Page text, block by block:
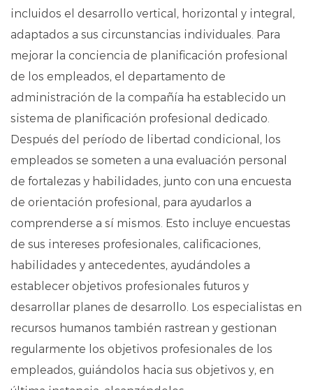
incluidos el desarrollo vertical, horizontal y integral,
adaptados a sus circunstancias individuales. Para
mejorar la conciencia de planificación profesional
de los empleados, el departamento de
administración de la compañía ha establecido un
sistema de planificación profesional dedicado.
Después del período de libertad condicional, los
empleados se someten a una evaluación personal
de fortalezas y habilidades, junto con una encuesta
de orientación profesional, para ayudarlos a
comprenderse a sí mismos. Esto incluye encuestas
de sus intereses profesionales, calificaciones,
habilidades y antecedentes, ayudándoles a
establecer objetivos profesionales futuros y
desarrollar planes de desarrollo. Los especialistas en
recursos humanos también rastrean y gestionan
regularmente los objetivos profesionales de los
empleados, guiándolos hacia sus objetivos y, en